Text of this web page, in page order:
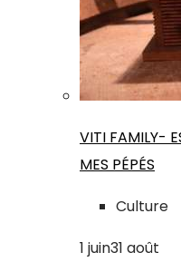
VITI FAMILY-
MES PÉPÉS
Culture
1 juin31 août